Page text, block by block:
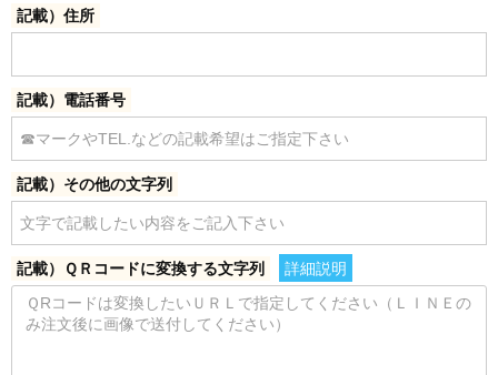
記載）住所
記載）電話番号
記載）その他の文字列
記載）ＱＲコードに変換する文字列 詳細説明